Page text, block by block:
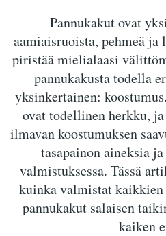
Pannukakut ovat
aamiaisruoista, pehmeä
piristää mielialaasi
pannukakusta todella
yksinkertainen:
ovat todellinen herkku,
ilmavan koostumuksen
tasapainon aineksia
valmistuksessa. Tässä
kuinka valmistat
pannukakut salaisen
kaiken